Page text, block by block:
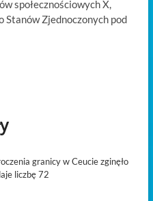
społecznościowych X,
Stanów Zjednoczonych pod
granicy w Ceucie zginęło
liczbę 72